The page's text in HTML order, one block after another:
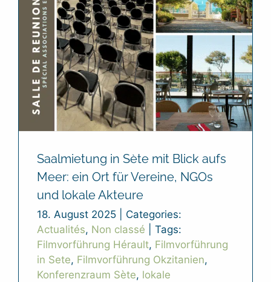
Saalmietung in Sète mit Blick aufs
Meer: ein Ort für Vereine, NGOs
und lokale Akteure
18. August 2025
Categories:
Actualités, Non classé
Tags:
Filmvorführung Hérault, Filmvorführung
in Sete, Filmvorführung Okzitanien,
Konferenzraum Sète, lokale